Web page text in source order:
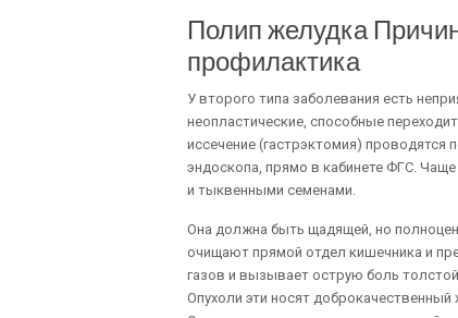
Полип желудка
профилактика
У второго типа заболевания есть
неопластические, способные
иссечение (гастрэктомия)
эндоскопа, прямо в кабинете ФГС.
и тыквенными семенами.
Она должна быть щадящей, но
очищают прямой отдел кишечника и
газов и вызывает острую боль
Опухоли эти носят доброкачественный